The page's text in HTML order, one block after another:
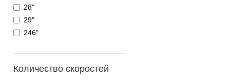
28"
29"
246"
Количество скоростей